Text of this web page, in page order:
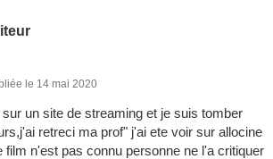
le 14 mai 2020
un site de streaming et je suis tomber
retreci ma prof" j'ai ete voir sur allocine
film n'est pas connu personne ne l'a critiquer